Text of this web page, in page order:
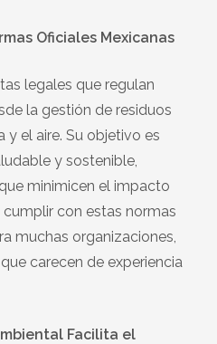
Oficiales Mexicanas
legales que regulan
la gestión de residuos
y el aire. Su objetivo es
y sostenible,
minimicen el impacto
con estas normas
muchas organizaciones,
carecen de experiencia
Facilita el